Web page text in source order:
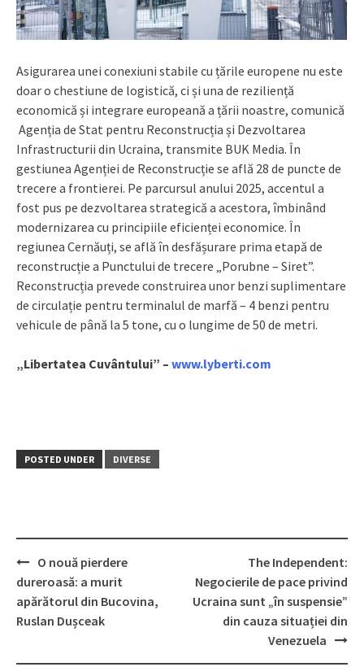
Asigurarea unei conexiuni stabile cu țările europene nu este
doar o chestiune de logistică, ci și una de reziliență
economică și integrare europeană a țării noastre, comunică
Agenția de Stat pentru Reconstrucția și Dezvoltarea
Infrastructurii din Ucraina, transmite BUK Media. În
gestiunea Agenției de Reconstrucție se află 28 de puncte de
trecere a frontierei. Pe parcursul anului 2025, accentul a
fost pus pe dezvoltarea strategică a acestora, îmbinând
modernizarea cu principiile eficienței economice. În
regiunea Cernăuți, se află în desfășurare prima etapă de
reconstrucție a Punctului de trecere „Porubne – Siret”.
Reconstrucția prevede construirea unor benzi suplimentare
de circulație pentru terminalul de marfă – 4 benzi pentru
vehicule de până la 5 tone, cu o lungime de 50 de metri.
„Libertatea Cuvântului” – www.lyberti.com
POSTED UNDER DIVERSE
Post
navigation
O nouă pierdere
dureroasă: a murit
apărătorul din Bucovina,
Ruslan Dușceak
The Independent:
Negocierile de pace privind
Ucraina sunt „în suspensie”
din cauza situației din
Venezuela